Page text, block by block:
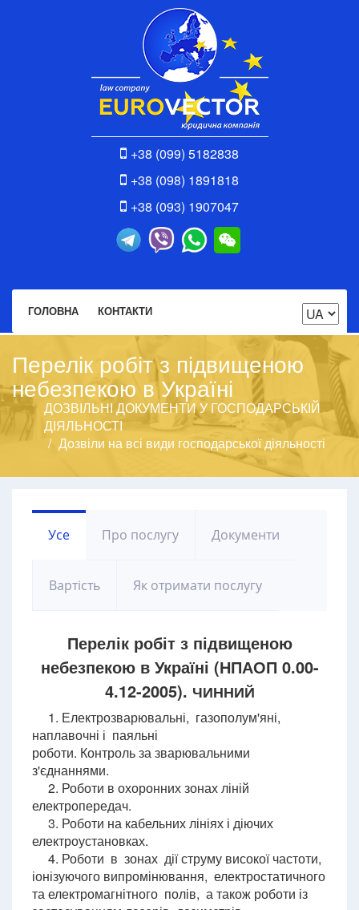
+38 (099) 5182838
+38 (098) 1891818
+38 (093) 1907047
ГОЛОВНА КОНТАКТИ
Перелік робіт з підвищеною
небезпекою в Україні
ДОЗВІЛЬНІ ДОКУМЕНТИ У ГОСПОДАРСЬКІЙ
ДІЯЛЬНОСТІ
Дозвіли на всі види господарської діяльності
Усе Про послугу Документи
Вартість Як отримати послугу
Перелік робіт з підвищеною
небезпекою в Україні (НПАОП 0.00-
4.12-2005). ЧИННИЙ
1. Електрозварювальні, газополум'яні,
наплавочні і паяльні
роботи. Контроль за зварювальними
з'єднаннями.
2. Роботи в охоронних зонах ліній
електропередач.
3. Роботи на кабельних лініях і діючих
електроустановках.
4. Роботи в зонах дії струму високої частоти,
іонізуючого випромінювання, електростатичного
та електромагнітного полів, а також роботи із